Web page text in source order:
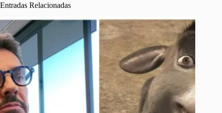
Entradas Relacionadas